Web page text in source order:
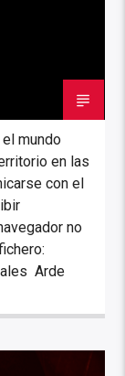
mundo
en las
con el
no
Arde